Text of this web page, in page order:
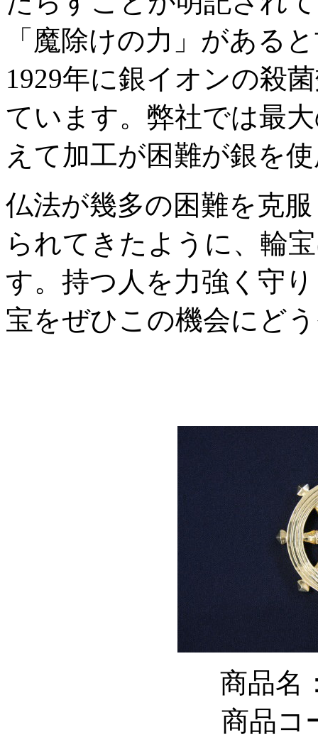
「魔除けの力」がある
1929年に銀イオンの殺
ています。弊社では最
えて加工が困難が銀を
仏法が幾多の困難を克
られてきたように、輪
す。持つ人を力強く守
宝をぜひこの機会にど
商品名
商品コ